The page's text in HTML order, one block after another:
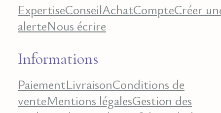
ExpertiseConseilAchatCompteCréer
alerteNous écrire
Informations
PaiementLivraisonConditions de
venteMentions légalesGestion des